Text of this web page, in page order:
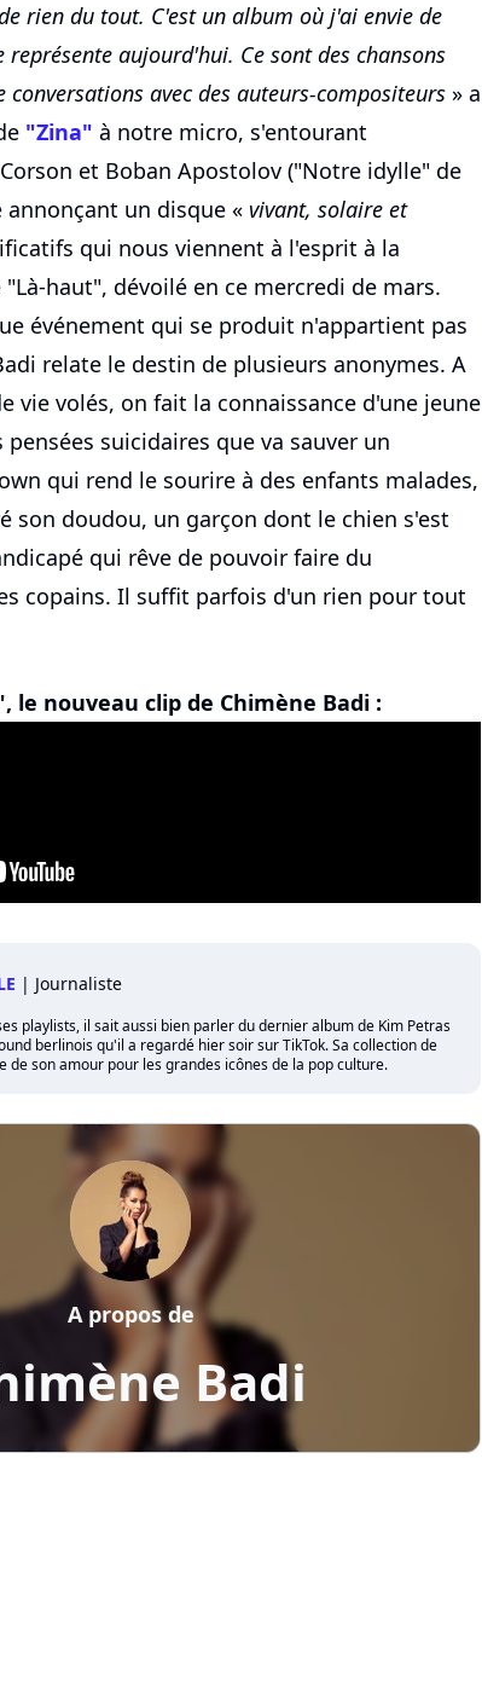
rien du tout. C'est un album où j'ai envie de
aujourd'hui. Ce sont des chansons
avec des auteurs-compositeurs » a
"Zina" à notre micro, s'entourant
et Boban Apostolov ("Notre idylle" de
annonçant un disque « vivant, solaire et
qui nous viennent à l'esprit à la
haut", dévoilé en ce mercredi de mars.
événement qui se produit n'appartient pas
relate le destin de plusieurs anonymes. A
vie volés, on fait la connaissance d'une jeune
suicidaires que va sauver un
qui rend le sourire à des enfants malades,
son doudou, un garçon dont le chien s'est
qui rêve de pouvoir faire du
copains. Il suffit parfois d'un rien pour tout
le nouveau clip de Chimène Badi :
| Journaliste
playlists, il sait aussi bien parler du dernier album de Kim Petras
berlinois qu'il a regardé hier soir sur TikTok. Sa collection de
de son amour pour les grandes icônes de la pop culture.
Badi
A propos de